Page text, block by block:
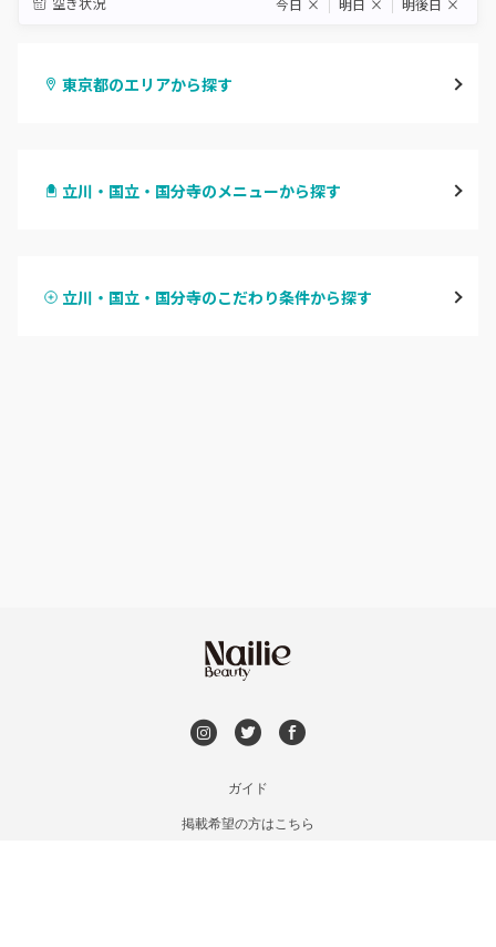
東京都のエリアから探す
原宿
立川・国立・国分寺のメニューから探す
ハンドスカルプ
立川・国立・国分寺のこだわり条件から探す
ガイド
掲載希望の方はこちら